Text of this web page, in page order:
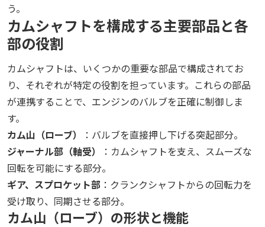
う。
カムシャフトを構成する主要部品と各
部の役割
カムシャフトは、いくつかの重要な部品で構成されてお
り、それぞれが特定の役割を担っています。これらの部品
が連携することで、エンジンのバルブを正確に制御しま
す。
カム山（ローブ）
：バルブを直接押し下げる突起部分。
ジャーナル部（軸受）
：カムシャフトを支え、スムーズな
回転を可能にする部分。
ギア、スプロケット部 ：クランクシャフトからの回転力を
受け取り、同期させる部分。
カム山（ローブ）の形状と機能